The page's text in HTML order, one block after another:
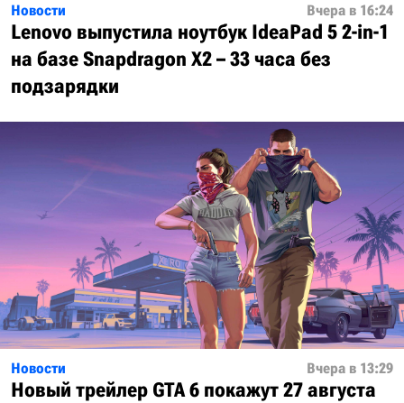
Новости Вчера в 16:24
Lenovo выпустила ноутбук IdeaPad 5 2-in-1
на базе Snapdragon X2 – 33 часа без
подзарядки
Новости Вчера в 13:29
Новый трейлер GTA 6 покажут 27 августа